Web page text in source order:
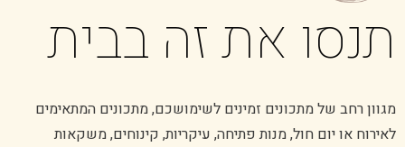
תנסו את זה בבית
מגוון רחב של מתכונים זמינים לשימושכם, מתכונים המתאימים
לאירוח או יום חול, מנות פתיחה, עיקריות, קינוחים, משקאות